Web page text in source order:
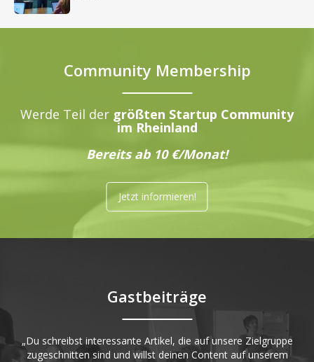
Community Membership
Werde Teil der größten Startup Community
im Rheinland
Bereits ab 10 €/Monat!
Jetzt informieren!
Gastbeiträge
„Du schreibst interessante Artikel, die auf unsere Zielgruppe
zugeschnitten sind und willst deinen Content auf unserem